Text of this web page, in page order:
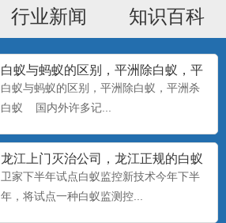
行业新闻 知识百科
白蚁与蚂蚁的区别，平洲除白蚁，平
洲杀白蚁
白蚁与蚂蚁的区别，平洲除白蚁，平洲杀
白蚁 国内外许多记...
龙江上门灭治公司，龙江正规的白蚁
防治中心，卫家下半年试点白
卫家下半年试点白蚁监控新技术今年下半
年，将试点一种白蚁监测控...
美国百户泰2.5%联苯菊酯悬浮剂
产品特点：美国富美实公司出品，无刺激